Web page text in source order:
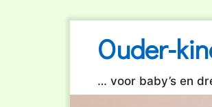
inhoud
Ouder-
… voor baby’s en